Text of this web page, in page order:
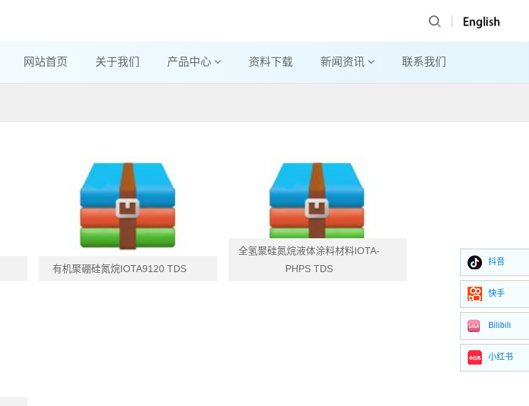
网站首页 关于我们 产品中心 资料下载 新闻资讯 联系我们
有机聚硼硅氮烷IOTA9120 TDS
全氢聚硅氮烷液体涂料材料IOTA-
PHPS TDS
抖音
快手
Bilibili
小红书